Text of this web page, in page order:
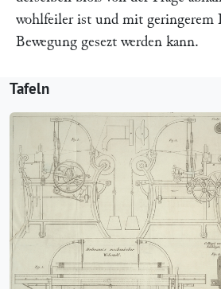
wohlfeiler ist und mit geringerem
Bewegung gesezt werden kann.
Tafeln